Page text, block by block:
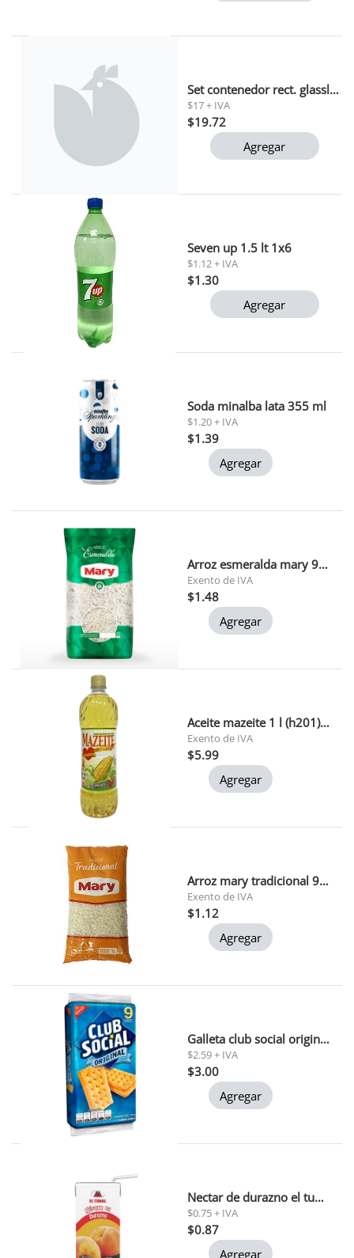
Set contenedor rect. glasslock 1090ml+400ml (kg1104)
$17 + IVA
$19.72
Agregar
Seven up 1.5 lt 1x6
$1.12 + IVA
$1.30
Agregar
Soda minalba lata 355 ml
$1.20 + IVA
$1.39
Agregar
Arroz esmeralda mary 900 gr
Exento de IVA
$1.48
Agregar
Aceite mazeite 1 l (h201) 1x12
Exento de IVA
$5.99
Agregar
Arroz mary tradicional 900 gr 1x24
Exento de IVA
$1.12
Agregar
Galleta club social original 234 gr (0200)
$2.59 + IVA
$3.00
Agregar
Nectar de durazno el tunal 200 ml
$0.75 + IVA
$0.87
Agregar